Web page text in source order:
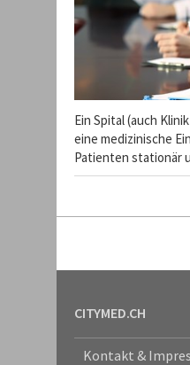
Ein Spital (auch
eine medizinische
Patienten stationär
CITYMED.CH
Kontakt &